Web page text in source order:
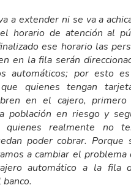
a extender ni se va a
horario de atención al
ese horario las
en la fila serán
automáticos; por esto
quienes tengan
en el cajero, primero
población en riesgo y
quienes realmente no
poder cobrar. Porque
a cambiar el problema
automático a la fila